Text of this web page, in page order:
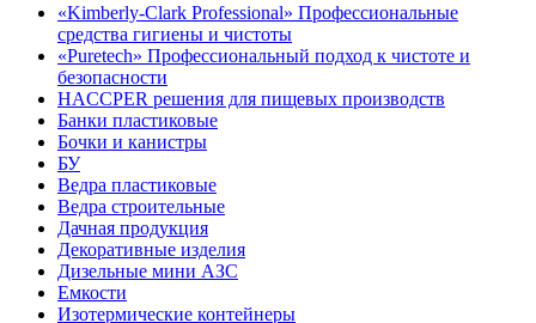
«Kimberly-Clark Professional» Профессиональные
средства гигиены и чистоты
«Puretech» Профессиональный подход к чистоте и
безопасности
HACCPER решения для пищевых производств
Банки пластиковые
Бочки и канистры
БУ
Ведра пластиковые
Ведра строительные
Дачная продукция
Декоративные изделия
Дизельные мини АЗС
Емкости
Изотермические контейнеры